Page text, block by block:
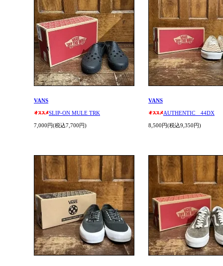
VANS
SLIP-ON MULE TRK
7,000円(税込7,700円)
VANS
AUTHENTIC 44DX
8,500円(税込9,350円)